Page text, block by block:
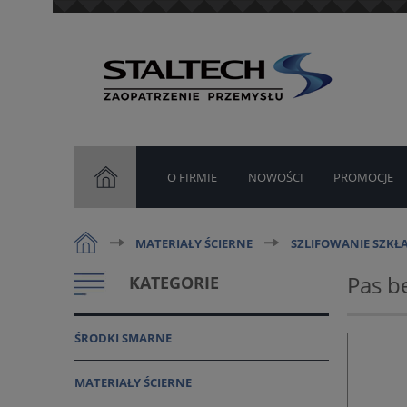
O FIRMIE NOWOŚCI PROMOCJE
MATERIAŁY ŚCIERNE SZLIFOWANIE
KATEGORIE
ŚRODKI SMARNE
MATERIAŁY ŚCIERNE
Pas